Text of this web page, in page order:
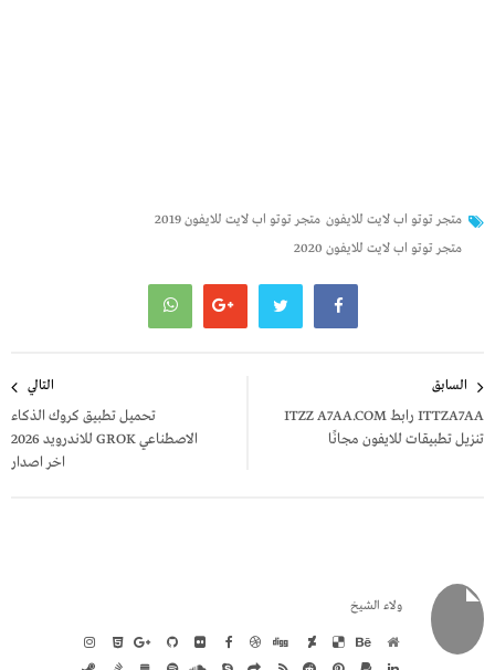
متجر توتو اب لايت للايفون متجر توتو اب لايت للايفون 2019
متجر توتو اب لايت للايفون 2020
المقالات
السابق
ITTZA7AA رابط ITZZ A7AA.COM
تنزيل تطبيقات للايفون مجانًا
التالي
تحميل تطبيق كروك الذكاء
الاصطناعي GROK للاندرويد 2026
اخر اصدار
ولاء الشيخ